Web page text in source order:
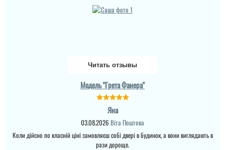
приємно здивована.
Читать отзывы
Модель "Грета Фанера"
Яна
03.08.2026 Віта Поштова
Коли дійсно по класній ціні замовляєш собі двері в будинок, а вони виглядають в
рази дороще.